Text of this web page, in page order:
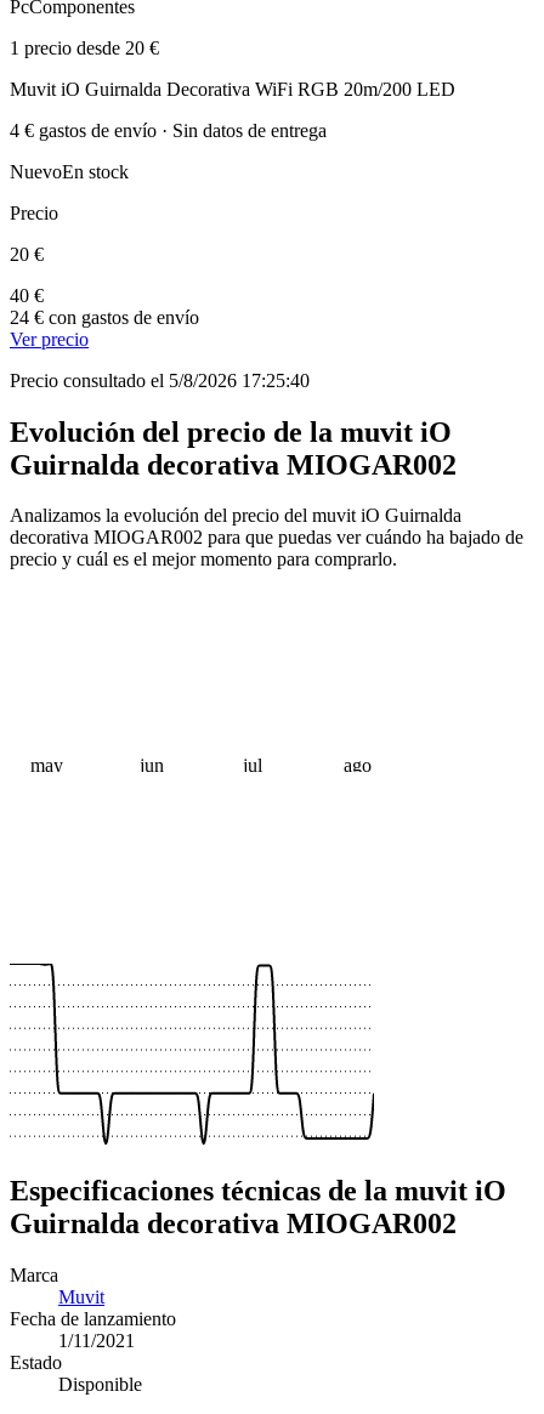
PcComponentes
1 precio desde 20 €
Muvit iO Guirnalda Decorativa WiFi RGB 20m/200 LED
4 € gastos de envío · Sin datos de entrega
NuevoEn stock
Precio
20 €
40 €
24 € con gastos de envío
Ver precio
Precio consultado el 5/8/2026 17:25:40
Evolución del precio de la muvit iO
Guirnalda decorativa MIOGAR002
Analizamos la evolución del precio del muvit iO Guirnalda
decorativa MIOGAR002 para que puedas ver cuándo ha bajado de
precio y cuál es el mejor momento para comprarlo.
may jun jul ago
Especificaciones técnicas de la muvit iO
Guirnalda decorativa MIOGAR002
Marca
Muvit
Fecha de lanzamiento
1/11/2021
Estado
Disponible